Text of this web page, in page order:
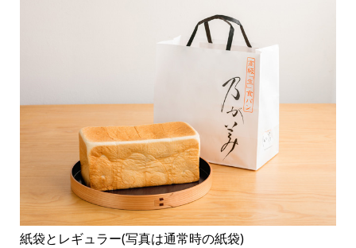
紙袋とレギュラー(写真は通常時の紙袋)